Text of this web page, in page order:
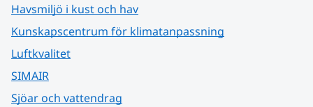
Havsmiljö i kust och hav
Kunskapscentrum för klimatanpassning
Luftkvalitet
SIMAIR
Sjöar och vattendrag